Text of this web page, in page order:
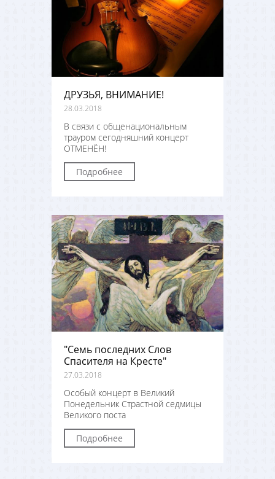
ДРУЗЬЯ, ВНИМАНИЕ!
28.03.2018
В связи с общенациональным
трауром сегодняшний концерт
ОТМЕНЁН!
Подробнее
"Семь последних Слов
Спасителя на Кресте"
27.03.2018
Особый концерт в Великий
Понедельник Страстной седмицы
Великого поста
Подробнее